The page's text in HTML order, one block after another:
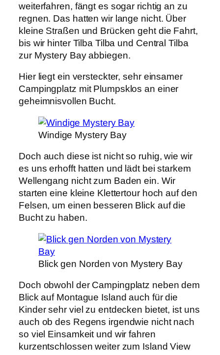
weiterfahren, fängt es sogar richtig an zu
regnen. Das hatten wir lange nicht. Über
kleine Straßen und Brücken geht die Fahrt,
bis wir hinter Tilba Tilba und Central Tilba
zur Mystery Bay abbiegen.
Hier liegt ein versteckter, sehr einsamer
Campingplatz mit Plumpsklos an einer
geheimnisvollen Bucht.
Windige Mystery Bay
Doch auch diese ist nicht so ruhig, wie wir
es uns erhofft hatten und lädt bei starkem
Wellengang nicht zum Baden ein. Wir
starten eine kleine Klettertour hoch auf den
Felsen, um einen besseren Blick auf die
Bucht zu haben.
Blick gen Norden von Mystery Bay
Doch obwohl der Campingplatz neben dem
Blick auf Montague Island auch für die
Kinder sehr viel zu entdecken bietet, ist uns
auch ob des Regens irgendwie nicht nach
so viel Einsamkeit und wir fahren
kurzentschlossen weiter zum Island View